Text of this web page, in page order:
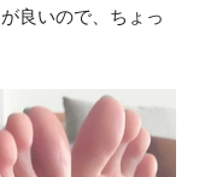
良いので、ちょっ